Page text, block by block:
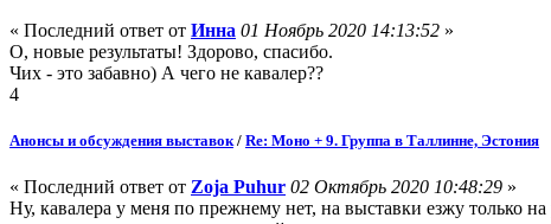
« Последний ответ от Инна 01 Ноябрь 2020 14:13:52 »
О, новые результаты! Здорово, спасибо.
Чих - это забавно) А чего не кавалер??
4
Анонсы и обсуждения выставок/ Re: Моно + 9. Группа в Таллинне, Эстония
« Последний ответ от Zoja Puhur 02 Октябрь 2020 10:48:29 »
Ну, кавалера у меня по прежнему нет, на выставки езжу только